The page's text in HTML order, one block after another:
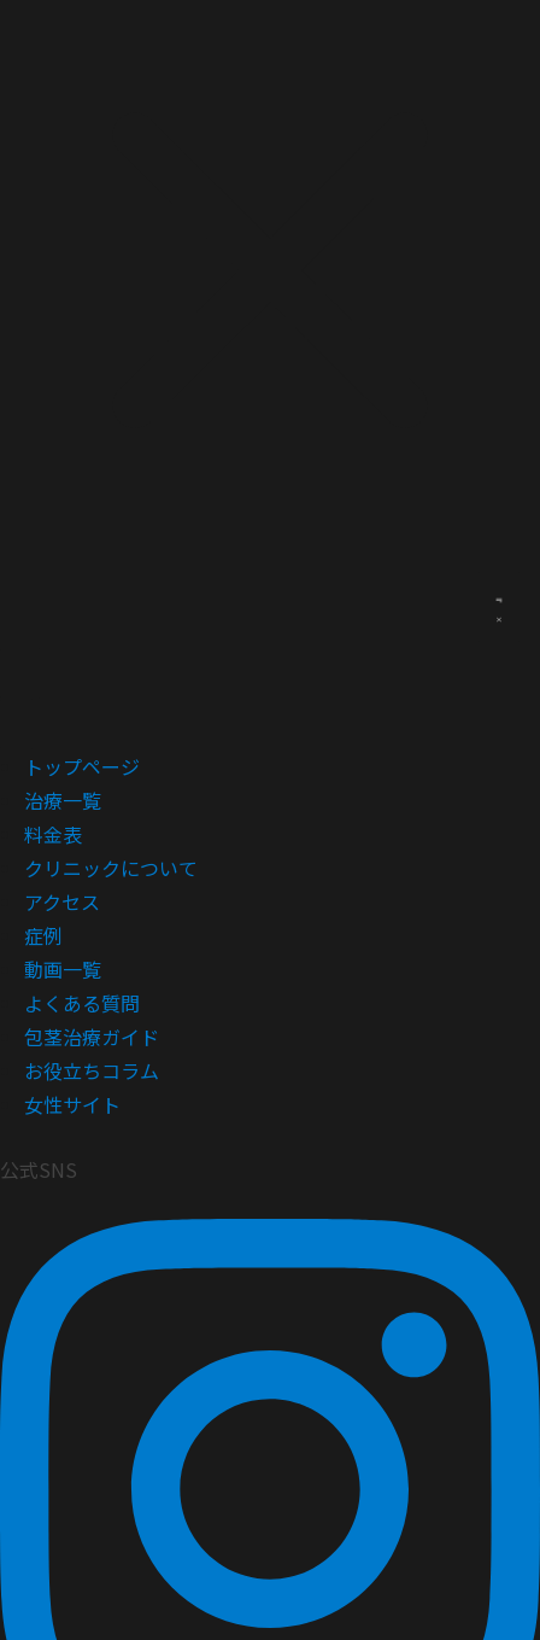
トップページ
治療一覧
料金表
クリニックについて
アクセス
症例
動画一覧
よくある質問
包茎治療ガイド
お役立ちコラム
女性サイト
公式SNS